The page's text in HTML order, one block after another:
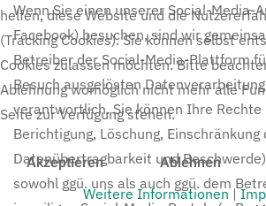
Wenn Sie einen unserer Social-Media-
Facebook) besuchen, sind wir
Betreiber der Social-Media-Plattform
Besuch ausgelösten
verantwortlich. Sie können Ihre Rechte
Berichtigung, Löschung,
Datenübertragbarkeit und
sowohl ggü. uns als auch ggü. dem
helfen, diese Website und die
(Tracking Cookies). Sie können selbst
Cookies zulassen möchten. Bitte
Ablehnung womöglich nicht mehr alle
Seite zur Verfügung stehen.
Akzeptieren Ablehnen
Weitere Informationen|